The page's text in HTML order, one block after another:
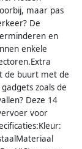
maar pas
De
en
enkele
de buurt met de
zoals de
Deze 14
voor